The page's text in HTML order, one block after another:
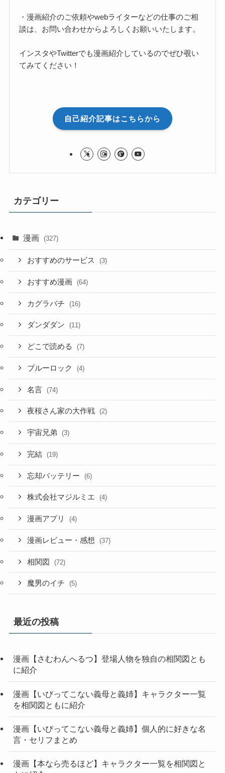
・漫画紹介のご依頼やwebライターなどの仕事のご相
談は、お問い合わせからよろしくお願いいたします。
インスタやTwitterでも漫画紹介しているのでぜひ覗い
てみてください！
自己紹介記事はこちらから
カテゴリー
漫画 (327)
おすすめのサービス (3)
おすすめ漫画 (64)
カグラバチ (16)
ダンダダン (11)
どこで読める (7)
ブルーロック (4)
名言 (74)
夜桜さん家の大作戦 (2)
宇宙兄弟 (3)
完結 (19)
忘却バッテリー (6)
株式会社マジルミエ (4)
漫画アプリ (4)
漫画レビュー・感想 (37)
相関図 (72)
魔男のイチ (5)
最近の投稿
漫画【さむわんへるつ】登場人物を独自の相関図とも
に紹介
漫画【いびってこない義母と義姉】キャラクター一覧
を相関図ともに紹介
漫画【いびってこない義母と義姉】個人的に好きな名
言・セリフまとめ
漫画【本なら売るほど】キャラクター一覧を相関図と